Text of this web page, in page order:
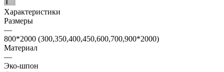
Характеристики
Размеры
—
800*2000 (300,350,400,450,600,700,900*2000)
Материал
—
Эко-шпон